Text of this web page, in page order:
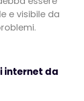
e visibile da
internet da